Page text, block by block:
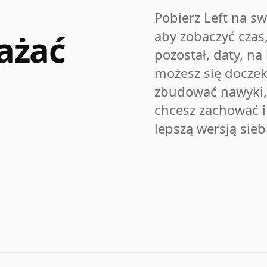
Pobierz Left na
aby zobaczyć
pozostał, daty,
możesz się
zbudować
chcesz zachować
lepszą wersją